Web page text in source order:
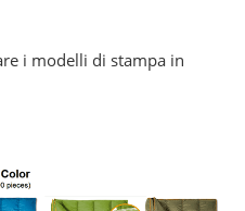
i modelli di stampa in